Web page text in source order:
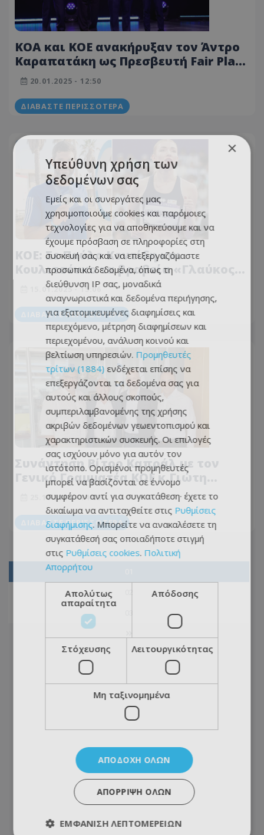
ΚΟΑ και ΚΟΕ ανακήρυξαν τον Άντρο
Καραπατάκη ως Πρεσβευτή Fair Play
για το 2025
20.01.2025 - 12:50
ΔΙΑΒΆΣΤΕ ΠΕΡΙΣΣΌΤΕΡΑ
ΚΟΕ: Σε Παύλο Κοντίδη και
Κουλιτσένκο τα βραβεία «Γλαύκος
Κληρίδης» για το 2024
15.01.2025 - 15:06
ΔΙΑΒΆΣΤΕ ΠΕΡΙΣΣΌΤΕΡΑ
Συνάντηση Βίτορ Καπράλ με τον
Γενικό Γραμματέα ΚΟΕ κ.Γιώτη
Ιωαννίδη στο Ολυμπιακό Μέγαρο
25.10.2024 - 14:03
ΔΙΑΒΆΣΤΕ ΠΕΡΙΣΣΌΤΕΡΑ
×
Υπεύθυνη χρήση των
δεδομένων σας
Εμείς και οι συνεργάτες μας
χρησιμοποιούμε cookies και παρόμοιες
τεχνολογίες για να αποθηκεύουμε και να
έχουμε πρόσβαση σε πληροφορίες στη
συσκευή σας και να επεξεργαζόμαστε
προσωπικά δεδομένα, όπως τη
διεύθυνση IP σας, μοναδικά
αναγνωριστικά και δεδομένα περιήγησης,
για εξατομικευμένες διαφημίσεις και
περιεχόμενο, μέτρηση διαφημίσεων και
περιεχομένου, ανάλυση κοινού και
βελτίωση υπηρεσιών. Προμηθευτές
τρίτων (1884) ενδέχεται επίσης να
επεξεργάζονται τα δεδομένα σας για
αυτούς και άλλους σκοπούς,
συμπεριλαμβανομένης της χρήσης
ακριβών δεδομένων γεωεντοπισμού και
χαρακτηριστικών συσκευής. Οι επιλογές
σας ισχύουν μόνο για αυτόν τον
ιστότοπο. Ορισμένοι προμηθευτές
μπορεί να βασίζονται σε έννομο
συμφέρον αντί για συγκατάθεση· έχετε το
δικαίωμα να αντιταχθείτε στις Ρυθμίσεις
διαφήμισης. Μπορείτε να ανακαλέσετε τη
συγκατάθεσή σας οποιαδήποτε στιγμή
στις Ρυθμίσεις cookies. Πολιτική
Απορρήτου
Απολύτως
απαραίτητα
Απόδοσης
Στόχευσης Λειτουργικότητας
Μη ταξινομημένα
ΑΠΟΔΟΧΉ ΌΛΩΝ
ΑΠΌΡΡΙΨΗ ΌΛΩΝ
ΕΜΦΆΝΙΣΗ ΛΕΠΤΟΜΕΡΕΙΏΝ